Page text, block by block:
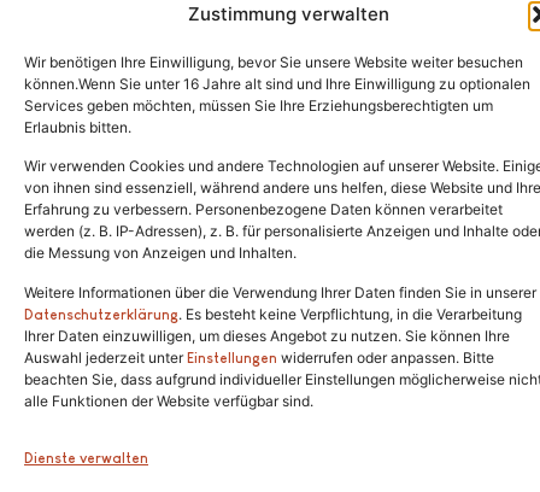
Zustimmung verwalten
Wir benötigen Ihre Einwilligung, bevor Sie unsere Website weiter besuchen
können.Wenn Sie unter 16 Jahre alt sind und Ihre Einwilligung zu optionalen
Services geben möchten, müssen Sie Ihre Erziehungsberechtigten um
Erlaubnis bitten.
Wir verwenden Cookies und andere Technologien auf unserer Website.
von ihnen sind essenziell, während andere uns helfen, diese Website und Ihre
Erfahrung zu verbessern. Personenbezogene Daten können verarbeitet
werden (z. B. IP-Adressen), z. B. für personalisierte Anzeigen und Inhalte
die Messung von Anzeigen und Inhalten.
Weitere Informationen über die Verwendung Ihrer Daten finden Sie in unserer
Datenschutzerklärung. Es besteht keine Verpflichtung, in die Verarbeitung
Ihrer Daten einzuwilligen, um dieses Angebot zu nutzen. Sie können Ihre
Auswahl jederzeit unterEinstellungen widerrufen oder anpassen. Bitte
beachten Sie, dass aufgrund individueller Einstellungen möglicherweise
alle Funktionen der Website verfügbar sind.
Dienste verwalten
Copyright © 2024. Alle Rechte vorbehalten.
Tel.:(02646) 915928
info@katzenschutzfreunde.de
Im Brandenfeld 22
53426 Schalkenbach